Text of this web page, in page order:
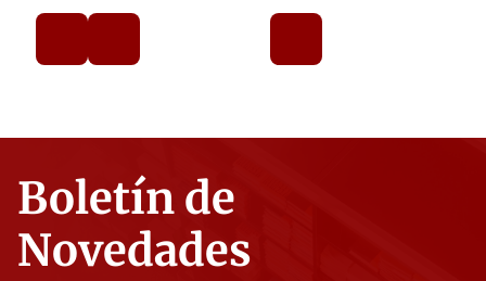
Boletín de
Novedades